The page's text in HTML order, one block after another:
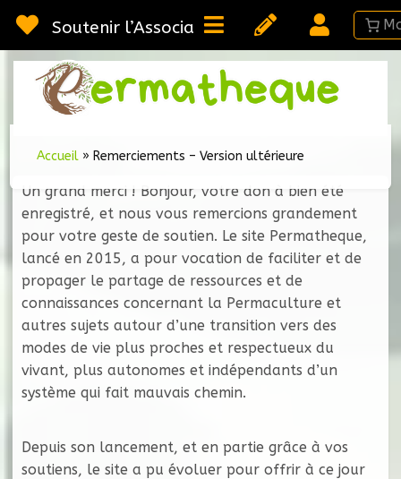
au
contenu
Soutenir l’Association
Accueil » Remerciements – Version ultérieure
Un grand merci ! Bonjour, votre don à bien été
enregistré, et nous vous remercions grandement
pour votre geste de soutien. Le site Permatheque,
lancé en 2015, a pour vocation de faciliter et de
propager le partage de ressources et de
connaissances concernant la Permaculture et
autres sujets autour d’une transition vers des
modes de vie plus proches et respectueux du
vivant, plus autonomes et indépendants d’un
système qui fait mauvais chemin.
Depuis son lancement, et en partie grâce à vos
soutiens, le site a pu évoluer pour offrir à ce jour